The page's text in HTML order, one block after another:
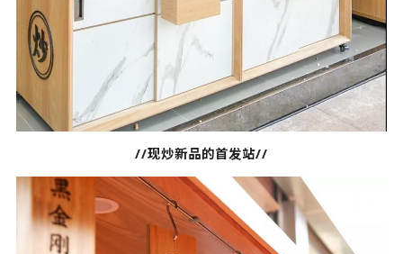
//现炒新品的首发站//